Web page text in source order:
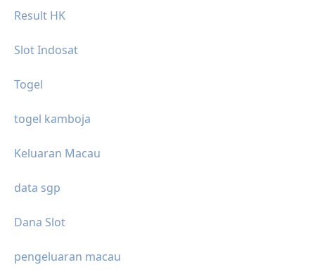
Result HK
Slot Indosat
Togel
togel kamboja
Keluaran Macau
data sgp
Dana Slot
pengeluaran macau